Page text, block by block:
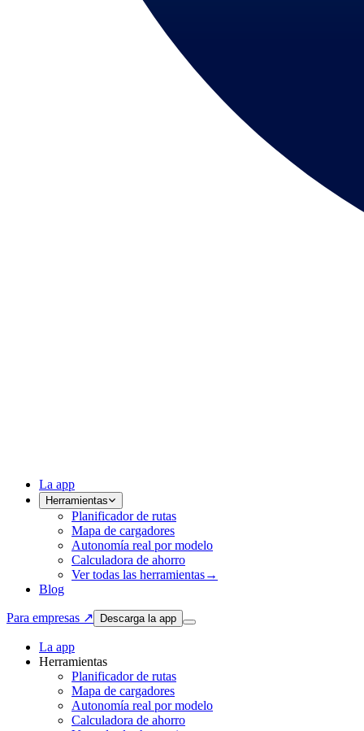
La app
Herramientas
Planificador de rutas
Mapa de cargadores
Autonomía real por modelo
Calculadora de ahorro
Ver todas las herramientas→
Blog
Para empresas ↗ Descarga la app
La app
Herramientas
Planificador de rutas
Mapa de cargadores
Autonomía real por modelo
Calculadora de ahorro